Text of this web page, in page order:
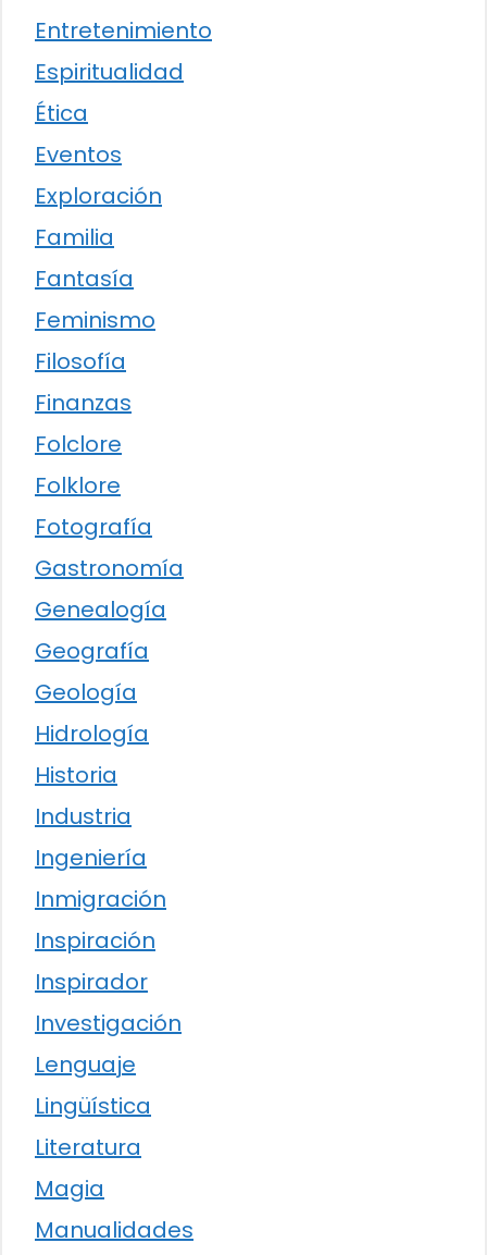
Entretenimiento
Espiritualidad
Ética
Eventos
Exploración
Familia
Fantasía
Feminismo
Filosofía
Finanzas
Folclore
Folklore
Fotografía
Gastronomía
Genealogía
Geografía
Geología
Hidrología
Historia
Industria
Ingeniería
Inmigración
Inspiración
Inspirador
Investigación
Lenguaje
Lingüística
Literatura
Magia
Manualidades